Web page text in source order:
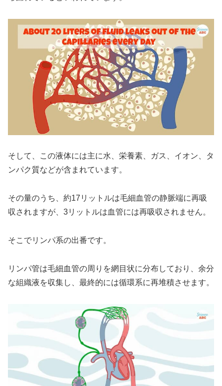
そして、この液体には主に水、栄養素、ガス、イオン、タ
ンパク質などが含まれています。
その量のうち、約17リットルは毛細血管の静脈端に再吸
収されますが、3リットルは血管には再吸収されません。
そこでリンパ系の出番です。
リンパ管は毛細血管の周りを網目状に分布しており、余分
な組織液を収集し、最終的には循環系に再堆積させます。